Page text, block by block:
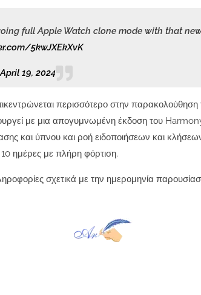
full Apple Watch clone mode with that
5kwJXEkXvK
April 19, 2024
περισσότερο στην παρακολούθηση
με μια απογυμνωμένη έκδοση του
και ύπνου και ροή ειδοποιήσεων και
10 ημέρες με πλήρη φόρτιση.
σχετικά με την ημερομηνία